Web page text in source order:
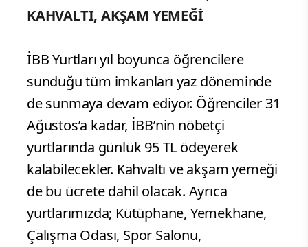
KAHVALTI, AKŞAM YEMEĞİ
İBB Yurtları yıl boyunca öğrencilere
sunduğu tüm imkanları yaz döneminde
de sunmaya devam ediyor. Öğrenciler 31
Ağustos’a kadar, İBB’nin nöbetçi
yurtlarında günlük 95 TL ödeyerek
kalabilecekler. Kahvaltı ve akşam yemeği
de bu ücrete dahil olacak. Ayrıca
yurtlarımızda; Kütüphane, Yemekhane,
Çalışma Odası, Spor Salonu,